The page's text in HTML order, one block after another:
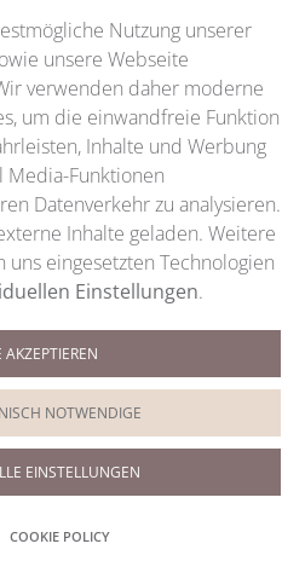
Nutzung unserer
unsere Webseite
verwenden daher moderne
um die einwandfreie Funktion
Inhalte und Werbung
Media-Funktionen
Datenverkehr zu analysieren.
Inhalte geladen. Weitere
eingesetzten Technologien
Einstellungen.
AKZEPTIEREN
NOTWENDIGE
COOKIE POLICY
EINSTELLUNGEN